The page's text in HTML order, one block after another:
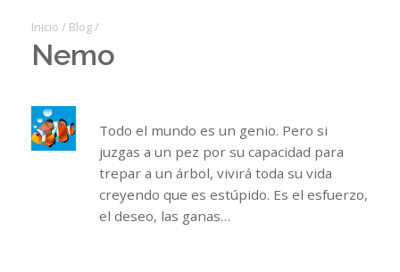
Inicio / Blog /
Nemo
Todo el mundo es un genio. Pero si
juzgas a un pez por su capacidad para
trepar a un árbol, vivirá toda su vida
creyendo que es estúpido. Es el esfuerzo,
el deseo, las ganas…